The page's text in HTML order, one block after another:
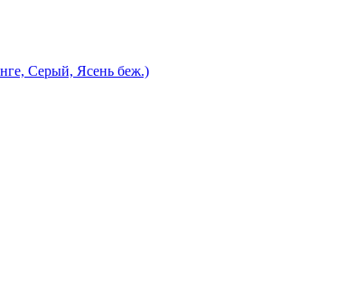
Серый, Ясень беж.)